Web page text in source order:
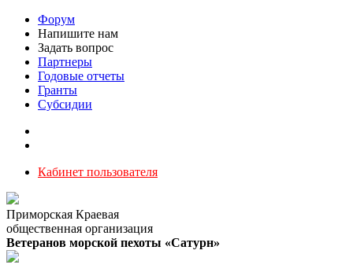
Форум
Напишите нам
Задать вопрос
Партнеры
Годовые отчеты
Гранты
Субсидии
Кабинет пользователя
Приморская Краевая
общественная организация
Ветеранов морской пехоты «Сатурн»